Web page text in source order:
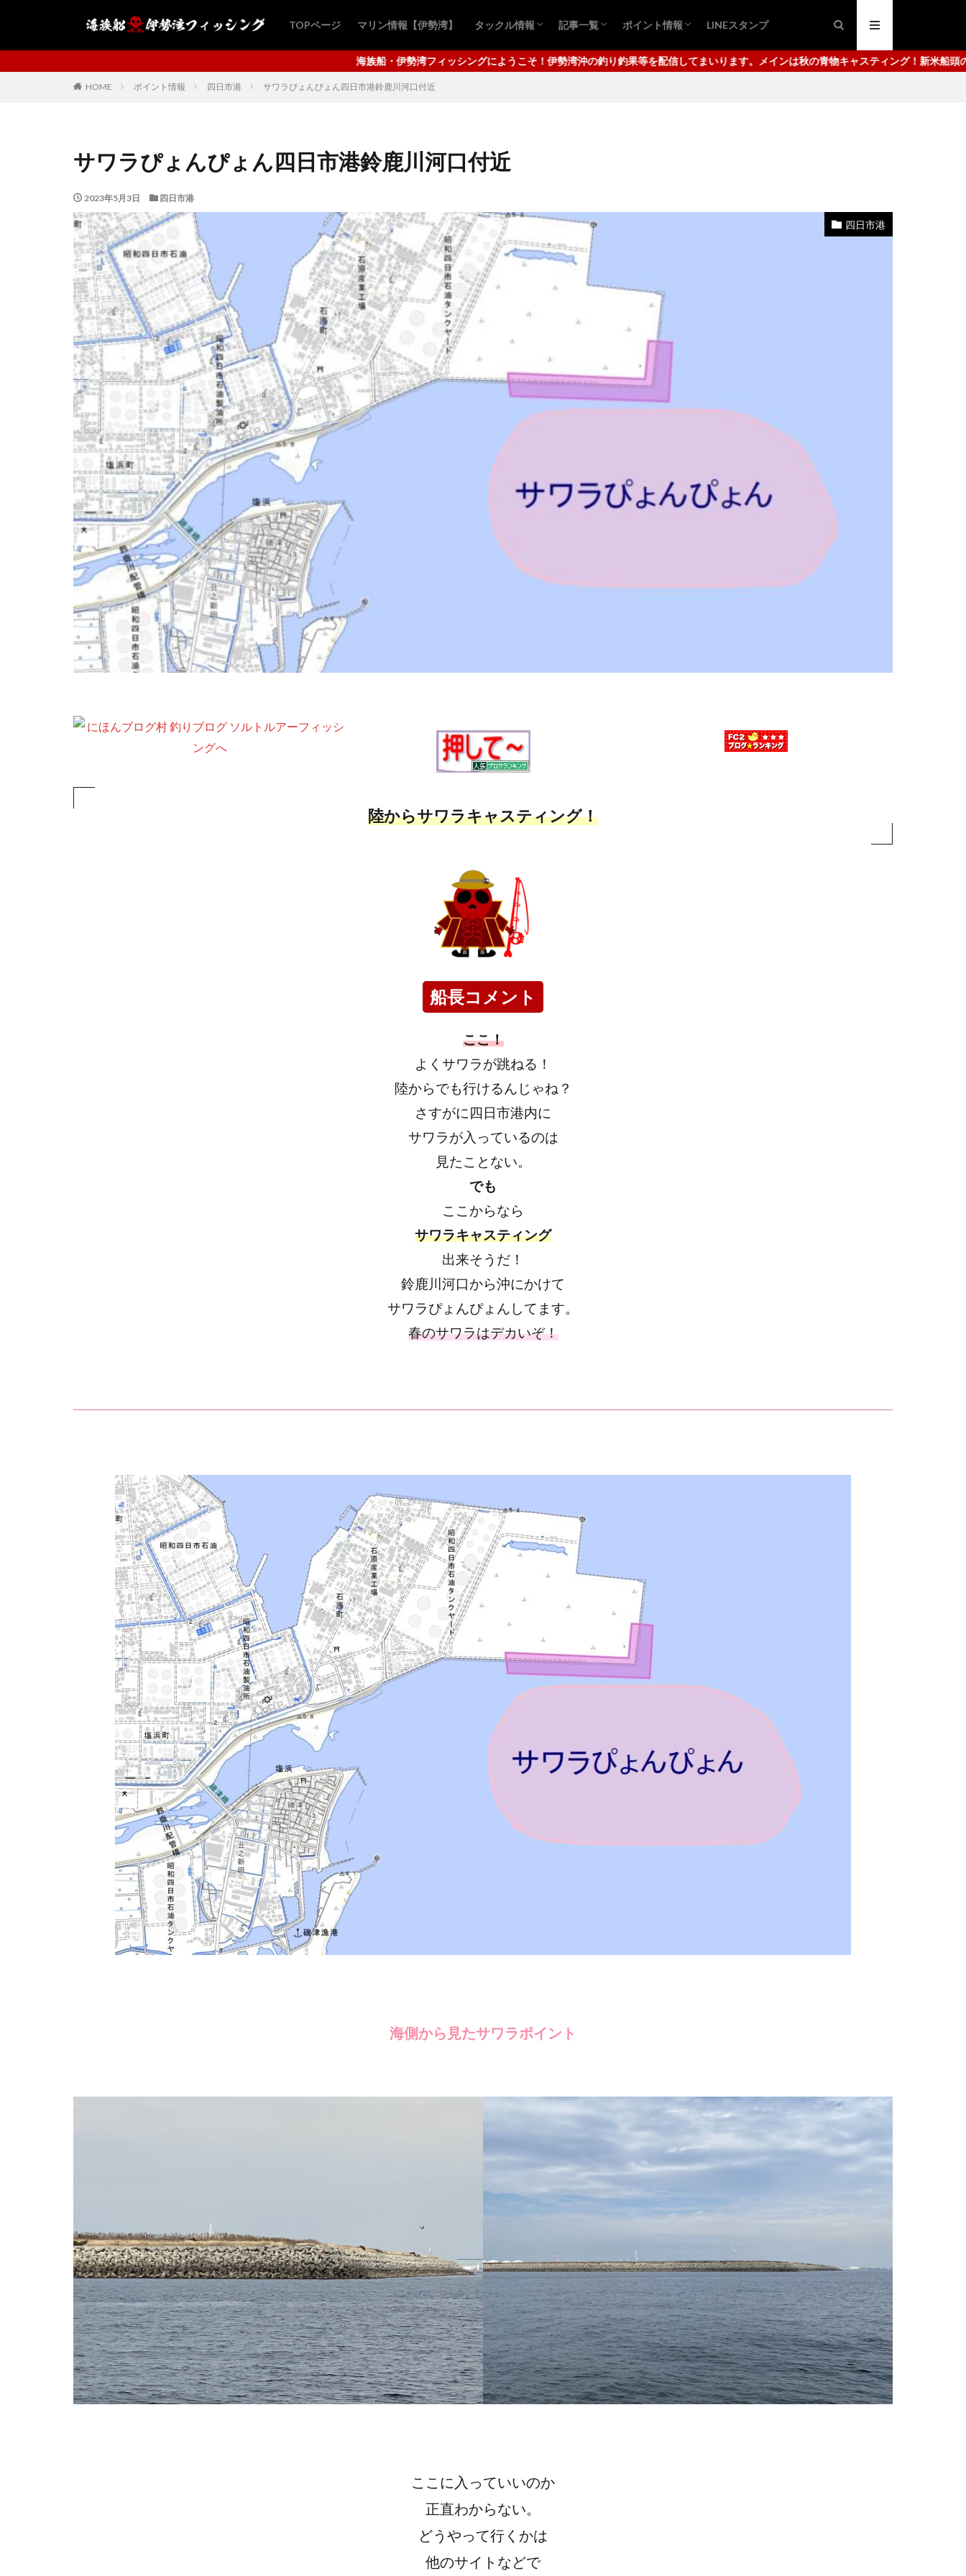
TOPページ マリン情報【伊勢湾】 タックル情報
おすすめ商品
青物ルアー
シーバスルアー
記事一覧
青物キャスティング
シーバスゲーム
ロックフィッシュ
クロダイ釣り
アジ
ワタリガニ
タコ釣り
ポイント情報
四日市港
千代崎港
LINEスタンプ
海族船・伊勢湾フィッシングにようこそ！伊勢湾沖の釣り釣果等を配信してまいります。メインは秋の青物キャスティング！新米船頭の腕っぷしをご覧ください。使用
HOME ポイント情報 四日市港 サワラぴょんぴょん四日市港鈴鹿川河口付近
サワラぴょんぴょん四日市港鈴鹿川河口付近
2023年5月3日 四日市港
四日市港
陸からサワラキャスティング！
船長コメント
ここ！
よくサワラが跳ねる！
陸からでも行けるんじゃね？
さすがに四日市港内に
サワラが入っているのは
見たことない。
でも
ここからなら
サワラキャスティング
出来そうだ！
鈴鹿川河口から沖にかけて
サワラぴょんぴょんしてます。
春のサワラはデカいぞ！
海側から見たサワラポイント
ここに入っていいのか
正直わからない。
どうやって行くかは
他のサイトなどで